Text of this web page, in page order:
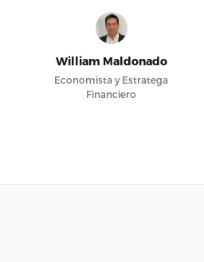
William Maldonado
Economista y Estratega
Financiero